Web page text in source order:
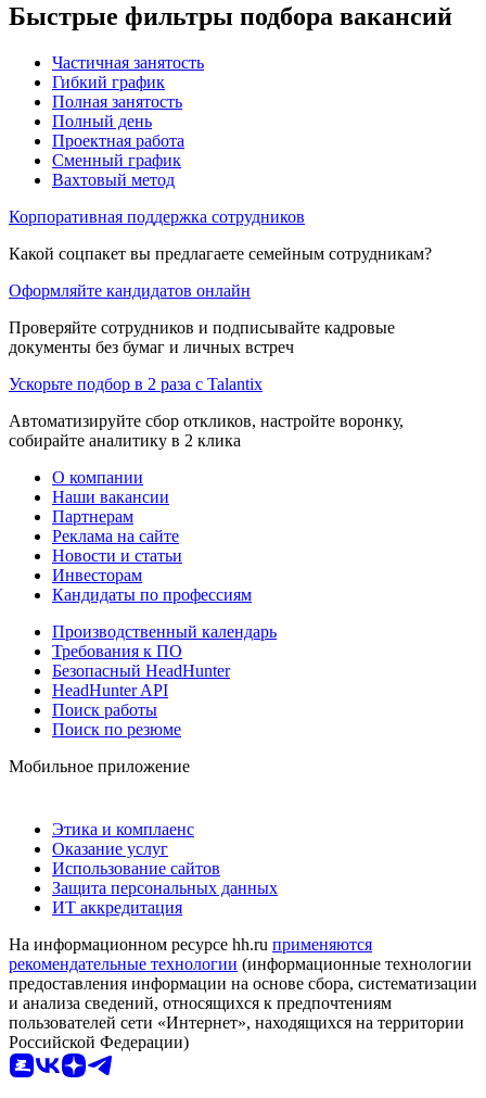
Быстрые фильтры подбора вакансий
Частичная занятость
Гибкий график
Полная занятость
Полный день
Проектная работа
Сменный график
Вахтовый метод
Корпоративная поддержка сотрудников
Какой соцпакет вы предлагаете семейным сотрудникам?
Оформляйте кандидатов онлайн
Проверяйте сотрудников и подписывайте кадровые
документы без бумаг и личных встреч
Ускорьте подбор в 2 раза с Talantix
Автоматизируйте сбор откликов, настройте воронку,
собирайте аналитику в 2 клика
О компании
Наши вакансии
Партнерам
Реклама на сайте
Новости и статьи
Инвесторам
Кандидаты по профессиям
Производственный календарь
Требования к ПО
Безопасный HeadHunter
HeadHunter API
Поиск работы
Поиск по резюме
Мобильное приложение
Этика и комплаенс
Оказание услуг
Использование сайтов
Защита персональных данных
ИТ аккредитация
На информационном ресурсе hh.ru применяются
рекомендательные технологии (информационные технологии
предоставления информации на основе сбора, систематизации
и анализа сведений, относящихся к предпочтениям
пользователей сети «Интернет», находящихся на территории
Российской Федерации)